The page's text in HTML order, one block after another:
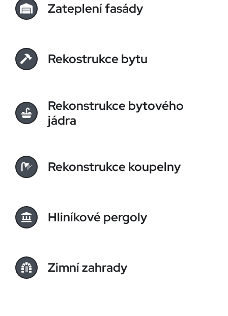
Zateplení fasády
Rekostrukce bytu
Rekonstrukce bytového
jádra
Rekonstrukce koupelny
Hliníkové pergoly
Zimní zahrady